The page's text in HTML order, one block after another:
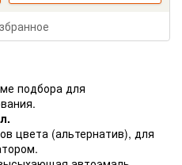
подбора для
цвета (альтернатив), для